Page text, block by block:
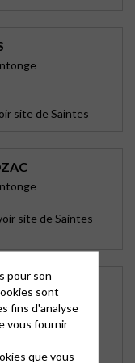
site de Saintes
site de Saintes
FORT
site de Saintes
pour son
sont
fins d'analyse
vous fournir
que vous